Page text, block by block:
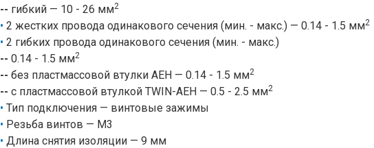
-- гибкий — 10 - 26 мм2
2 жестких провода одинакового сечения (мин. - макс.) — 0.14 - 1.5 мм2
2 гибких провода одинакового сечения (мин. - макс.)
-- 0.14 - 1.5 мм2
-- без пластмассовой втулки AEH — 0.14 - 1.5 мм2
-- с пластмассовой втулкой TWIN-AEH — 0.5 - 2.5 мм2
Тип подключения — винтовые зажимы
Резьба винтов — M3
Длина снятия изоляции — 9 мм